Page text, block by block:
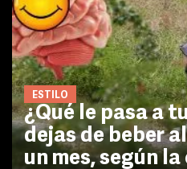
ESTILO
¿Qué le pasa a
dejas de beber
un mes, según